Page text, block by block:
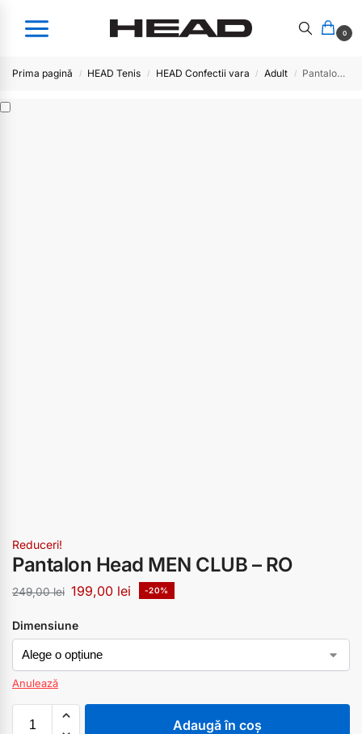
0
Prima pagină / HEAD Tenis / HEAD Confectii vara / Adult / Pantalon Head MEN CLUB – RO
Reduceri!
Pantalon Head MEN CLUB – RO
249,00lei 199,00 lei -20%
Dimensiune
Anulează
Adaugă în coș